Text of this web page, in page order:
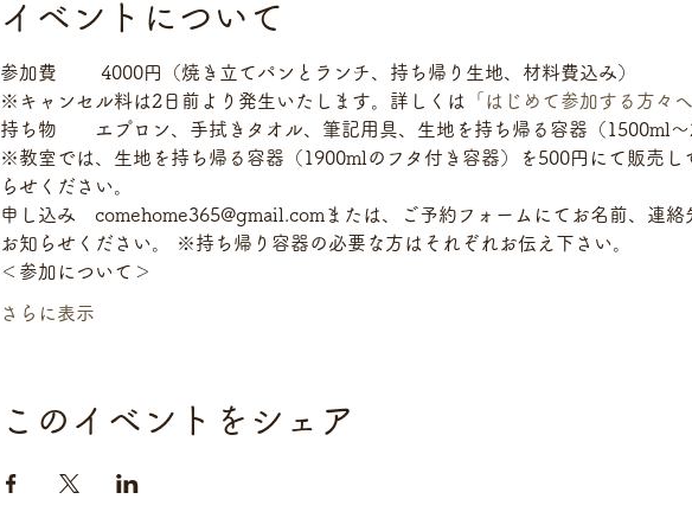
イベントについて
参加費　　 4000円（焼き立てパンとランチ、持ち帰り生地、材料費込み）
※キャンセル料は2日前より発生いたします。詳しくは 「はじめて参加する方々へ
持ち物　　エプロン、手拭きタオル、筆記用具、生地を持ち帰る容器（1500ml～
※教室では、生地を持ち帰る容器（1900mlのフタ付き容器）を500円にて販売し
らせください。
申し込み　comehome365@gmail.comまたは、ご予約フォームにてお名前、連
お知らせください。 ※持ち帰り容器の必要な方はそれぞれお伝え下さい。
＜参加について＞
さらに表示
このイベントをシェア